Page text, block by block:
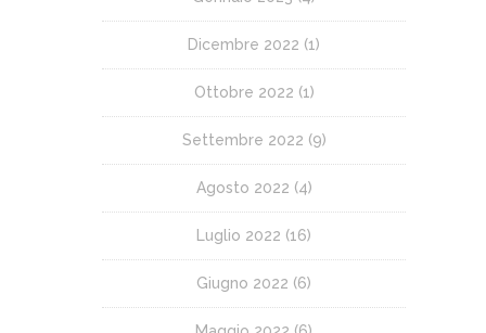
Dicembre 2022 (1)
Ottobre 2022 (1)
Settembre 2022 (9)
Agosto 2022 (4)
Luglio 2022 (16)
Giugno 2022 (6)